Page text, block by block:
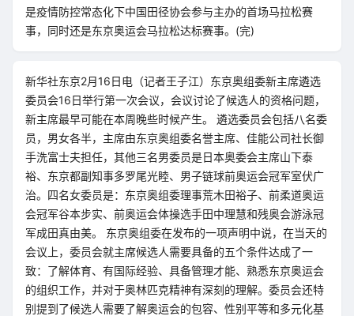
是疫情防控常态化下中国田径协会参与主办的首场马拉松赛
事，同时还是东京奥运会马拉松达标赛事。(完)
新华社东京2月16日电（记者王子江）东京奥组委新主席遴选
委员会16日举行第一次会议，会议讨论了候选人的资格问题，
新主席最早可能在本周晚些时候产生。 遴选委员会包括八名委
员，男女各半，主席由东京奥组委名誉主席、佳能公司社长御
手洗富士夫担任，其他三名男委员是日本奥委会主席山下泰
裕、东京都副知事多罗尾光睦、男子链球前奥运会冠军室伏广
治。四名女委员是：东京奥组委理事荒木田裕子、前柔道奥运
会冠军谷本步实、前奥运会体操选手田中理慧和残奥会游泳冠
军成田真由美。 东京奥组委在发布的一项声明中说，在当天的
会议上，委员会就主席候选人需要具备的五个条件达成了一
致：了解体育、有国际经验、具备管理才能、熟悉东京奥运会
的组织工作，并对于奥林匹克精神有深刻的理解。委员会还特
别提到了候选人需要了解奥运会的包容、性别平等和多元化基